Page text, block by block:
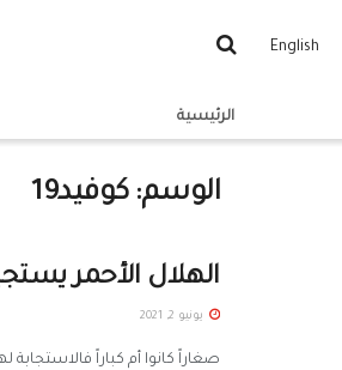
English
الرئيسية
الوسم:كوفيد19
الهلال الأحمر يستجيب لـ1608 بلاغ إسعافي في درعا
يونيو 2, 2021
صغاراً كانوا أم كباراً